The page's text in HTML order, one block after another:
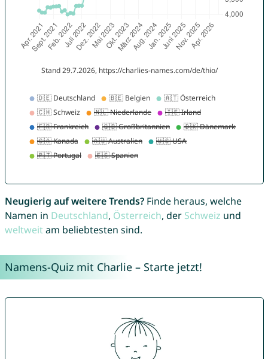
Neugierig auf weitere Trends?Finde heraus, welche
Namen in Deutschland, Österreich, der Schweiz und
weltweitam beliebtesten sind.
Namens-Quiz mit Charlie – Starte jetzt!